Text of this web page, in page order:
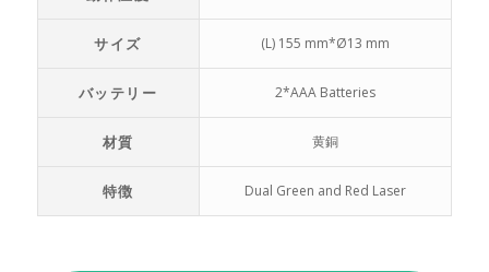
サイズ (L) 155 mm*Ø13 mm
バッテリー 2*AAA Batteries
材質 黄銅
特徴 Dual Green and Red Laser